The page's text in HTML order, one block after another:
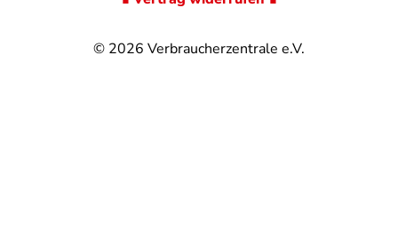
© 2026 Verbraucherzentrale e.V.